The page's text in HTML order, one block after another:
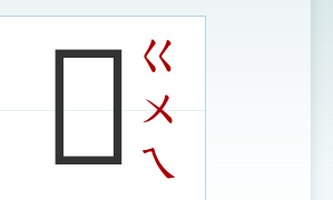
示
𩥢ㄍ
ㄨ
ㄟ